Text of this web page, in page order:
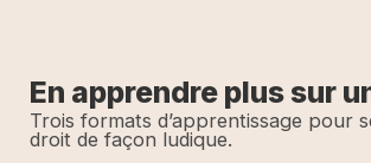
En apprendre plus sur
Trois formats d’apprentissage pour
droit de façon ludique.